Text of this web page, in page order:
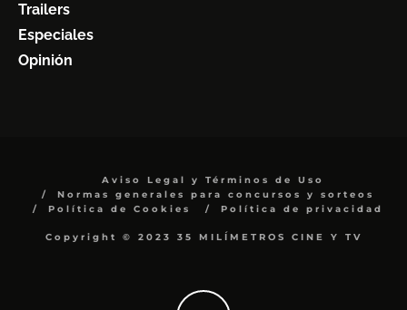
Trailers
Especiales
Opinión
Aviso Legal y Términos de Uso
Normas generales para concursos y sorteos
Política de Cookies
Política de privacidad
Copyright © 2023 35 MILÍMETROS CINE Y TV